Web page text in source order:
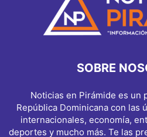
SOBRE
Noticias en Pirámide es un
República Dominicana con las
internacionales, economía,
deportes y mucho más. Te las